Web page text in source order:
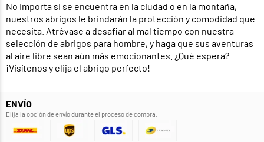
No importa si se encuentra en la ciudad o en la montaña,
nuestros abrigos le brindarán la protección y comodidad que
necesita. Atrévase a desafiar al mal tiempo con nuestra
selección de abrigos para hombre, y haga que sus aventuras
al aire libre sean aún más emocionantes. ¿Qué espera?
¡Visítenos y elija el abrigo perfecto!
ENVÍO
Elija la opción de envío durante el proceso de compra.